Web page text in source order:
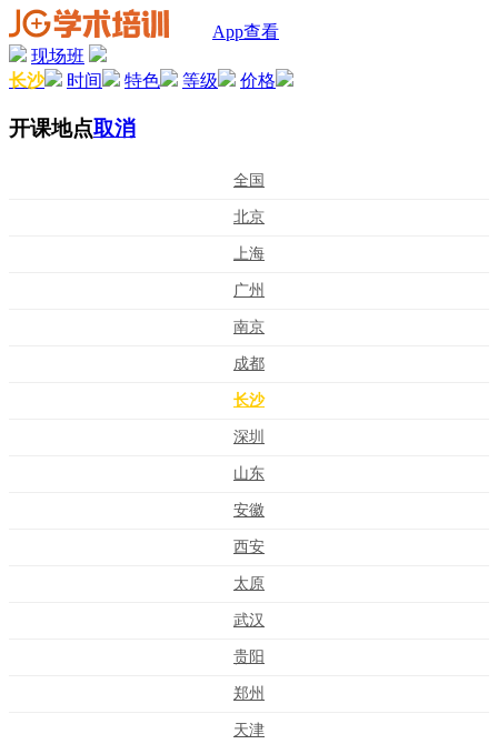
App查看
现场班
长沙
时间 特色 等级 价格
开课地点取消
全国
北京
上海
广州
南京
成都
长沙
深圳
山东
安徽
西安
太原
武汉
贵阳
郑州
天津